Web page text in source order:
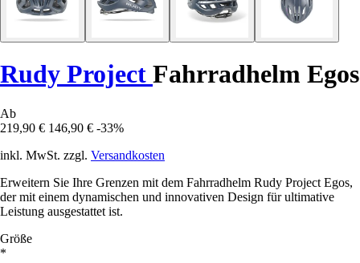
Rudy Project Fahrradhelm Egos
Ab
219,90 € 146,90 € -33%
inkl. MwSt. zzgl. Versandkosten
Erweitern Sie Ihre Grenzen mit dem Fahrradhelm Rudy Project Egos,
der mit einem dynamischen und innovativen Design für ultimative
Leistung ausgestattet ist.
Größe
*